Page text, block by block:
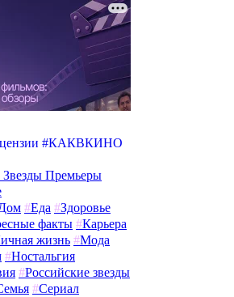
#КАКВКИНО
Звезды Премьеры
#Еда #Здоровье
факты #Карьера
жизнь #Мода
#Ностальгия
#Российские звезды
#Сериал